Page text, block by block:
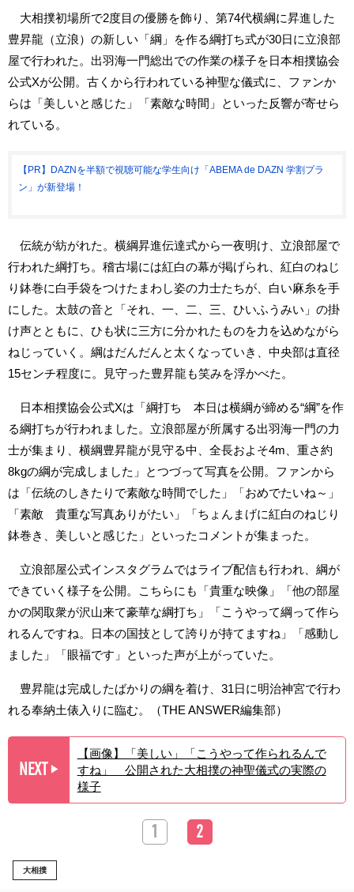
大相撲初場所で2度目の優勝を飾り、第74代横綱に昇進した
豊昇龍（立浪）の新しい「綱」を作る綱打ち式が30日に立浪部
屋で行われた。出羽海一門総出での作業の様子を日本相撲協会
公式Xが公開。古くから行われている神聖な儀式に、ファンか
らは「美しいと感じた」「素敵な時間」といった反響が寄せら
れている。
【PR】DAZNを半額で視聴可能な学生向け「ABEMA de DAZN 学割プラ
ン」が新登場！
伝統が紡がれた。横綱昇進伝達式から一夜明け、立浪部屋で
行われた綱打ち。稽古場には紅白の幕が掲げられ、紅白のねじ
り鉢巻に白手袋をつけたまわし姿の力士たちが、白い麻糸を手
にした。太鼓の音と「それ、一、二、三、ひいふうみい」の掛
け声とともに、ひも状に三方に分かれたものを力を込めながら
ねじっていく。綱はだんだんと太くなっていき、中央部は直径
15センチ程度に。見守った豊昇龍も笑みを浮かべた。
日本相撲協会公式Xは「綱打ち 本日は横綱が締める“綱”を作
る綱打ちが行われました。立浪部屋が所属する出羽海一門の力
士が集まり、横綱豊昇龍が見守る中、全長およそ4m、重さ約
8kgの綱が完成しました」とつづって写真を公開。ファンから
は「伝統のしきたりで素敵な時間でした」「おめでたいね～」
「素敵 貴重な写真ありがたい」「ちょんまげに紅白のねじり
鉢巻き、美しいと感じた」といったコメントが集まった。
立浪部屋公式インスタグラムではライブ配信も行われ、綱が
できていく様子を公開。こちらにも「貴重な映像」「他の部屋
かの関取衆が沢山来て豪華な綱打ち」「こうやって綱って作ら
れるんですね。日本の国技として誇りが持てますね」「感動し
ました」「眼福です」といった声が上がっていた。
豊昇龍は完成したばかりの綱を着け、31日に明治神宮で行わ
れる奉納土俵入りに臨む。（THE ANSWER編集部）
NEXT ▶︎
【画像】「美しい」「こうやって作られるんで
すね」 公開された大相撲の神聖儀式の実際の
様子
1 2
大相撲